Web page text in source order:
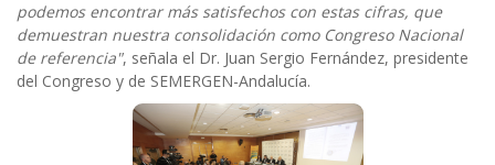
podemos encontrar más satisfechos con estas cifras, que
demuestran nuestra consolidación como Congreso Nacional
de referencia", señala el Dr. Juan Sergio Fernández, presidente
del Congreso y de SEMERGEN-Andalucía.